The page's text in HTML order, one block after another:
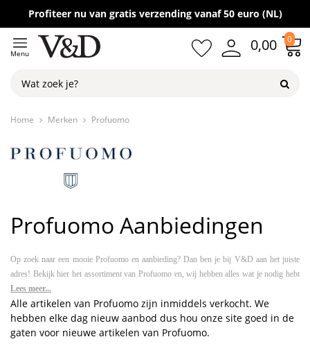
Profiteer nu van gratis verzending vanaf 50 euro (NL)
Gratis verzending vanaf 50,-
Home Merken Profuomo
Profuomo Aanbiedingen
Op zoek naar een mooie Profuomo en aanbieding? Dan ben je bij V&D aan het juiste
adres! Bekijk hier het assortiment van Profuomo en, wij hebben alles wat je nodig hebt
om jouw garderobe compleet te maken. Laat je inspireren en geef jouw look een
upgrade!
Lees meer...
Alle artikelen van Profuomo zijn inmiddels verkocht. We
hebben elke dag nieuw aanbod dus hou onze site goed in de
gaten voor nieuwe artikelen van Profuomo.
Menu 0,00 0